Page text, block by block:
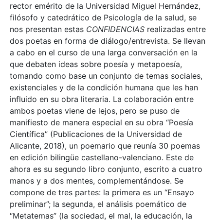
rector emérito de la Universidad Miguel Hernández,
filósofo y catedrático de Psicología de la salud, se
nos presentan estas CONFIDENCIAS realizadas entre
dos poetas en forma de diálogo/entrevista. Se llevan
a cabo en el curso de una larga conversación en la
que debaten ideas sobre poesía y metapoesía,
tomando como base un conjunto de temas sociales,
existenciales y de la condición humana que les han
influido en su obra literaria. La colaboración entre
ambos poetas viene de lejos, pero se puso de
manifiesto de manera especial en su obra “Poesía
Científica” (Publicaciones de la Universidad de
Alicante, 2018), un poemario que reunía 30 poemas
en edición bilingüe castellano-valenciano. Este de
ahora es su segundo libro conjunto, escrito a cuatro
manos y a dos mentes, complementándose. Se
compone de tres partes: la primera es un “Ensayo
preliminar”; la segunda, el análisis poemático de
“Metatemas” (la sociedad, el mal, la educación, la